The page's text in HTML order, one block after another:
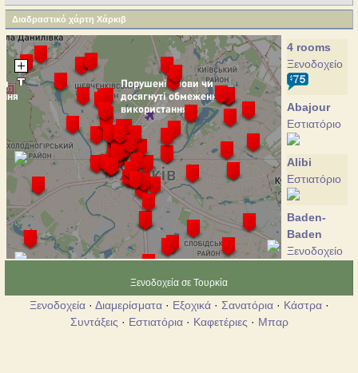
Διαδραστικό χάρτη Χάρκιβ
4 rooms
Ξενοδοχείο
Abajour
Εστιατόριο
Alibi
Εστιατόριο
Baden-
Baden
Ξενοδοχείο
Εστιατόριο
Ξενοδοχεία σε Τουρκία
Ξενοδοχεία· Διαμερίσματα· Εξοχικά· Σανατόρια· Κάστρα·
Συντάξεις · Εστιατόρια· Καφετέριες · Μπαρ